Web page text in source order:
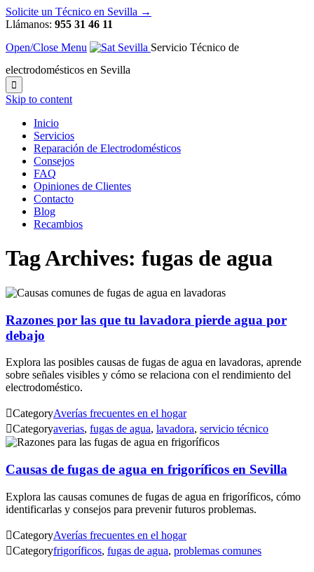
Solicite un Técnico en Sevilla →
Llámanos: 955 31 46 11
Open/Close Menu
Servicio Técnico de
electrodomésticos en Sevilla

Skip to content
Inicio
Servicios
Reparación de Electrodomésticos
Consejos
FAQ
Opiniones de Clientes
Contacto
Blog
Recambios
Tag Archives: fugas de agua
Razones por las que tu lavadora pierde agua por
debajo
Explora las posibles causas de fugas de agua en lavadoras, aprende
sobre señales visibles y cómo se relaciona con el rendimiento del
electrodoméstico.
CategoryAverías frecuentes en el hogar
Categoryaverias, fugas de agua, lavadora, servicio técnico
Causas de fugas de agua en frigoríficos en Sevilla
Explora las causas comunes de fugas de agua en frigoríficos, cómo
identificarlas y consejos para prevenir futuros problemas.
CategoryAverías frecuentes en el hogar
Categoryfrigoríficos, fugas de agua, problemas comunes